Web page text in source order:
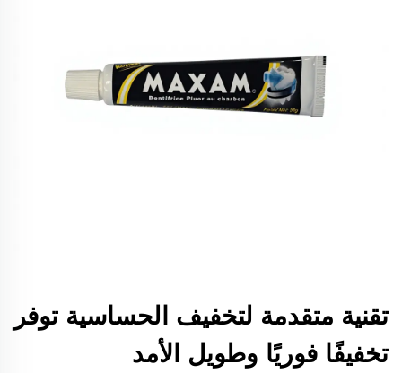
تقنية متقدمة لتخفيف الحساسية توفر
تخفيفًا فوريًا وطويل الأمد